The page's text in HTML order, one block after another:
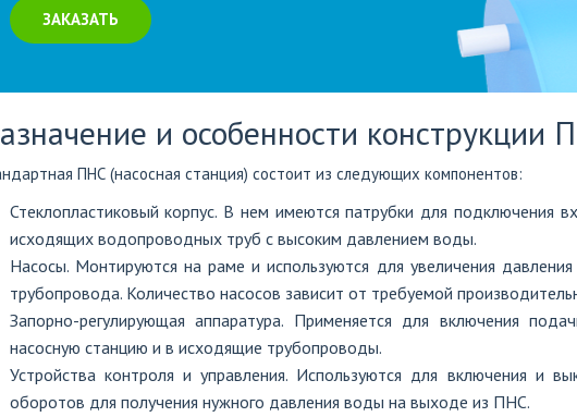
ЗАКАЗАТЬ
и особенности конструкции
ПНС (насосная станция) состоит из следующих компонентов:
Стеклопластиковый корпус. В нем имеются патрубки для подключения
исходящих водопроводных труб с высоким давлением воды.
Насосы. Монтируются на раме и используются для увеличения
трубопровода. Количество насосов зависит от требуемой
Запорно-регулирующая аппаратура. Применяется для включения
насосную станцию и в исходящие трубопроводы.
Устройства контроля и управления. Используются для включения и
оборотов для получения нужного давления воды на выходе из ПНС.